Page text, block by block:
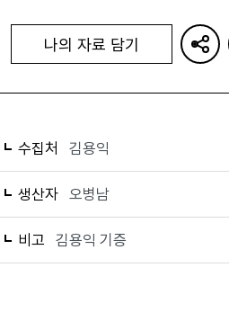
나의 자료 담기
수집처 김용익
생산자 오병남
비고 김용익 기증